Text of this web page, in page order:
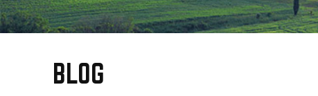
BLOG